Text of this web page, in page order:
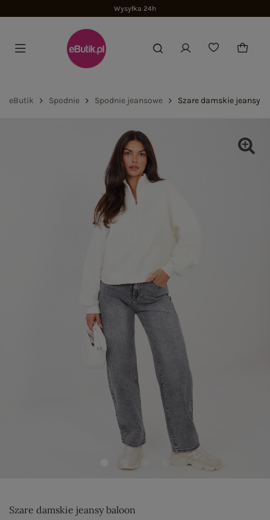
Wysyłka 24h
eButik Spodnie Spodnie jeansowe Szare damskie jeansy
Szare damskie jeansy baloon